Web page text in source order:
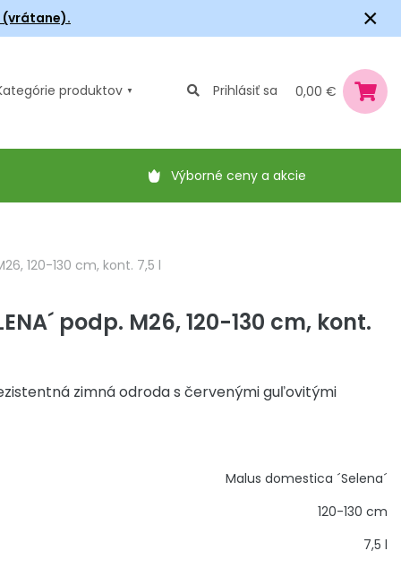
(vrátane). ×
produktov Prihlásiť sa 0,00 €
Výborné ceny a akcie
120-130 cm, kont. 7,5 l
podp. M26, 120-130 cm, kont.
zimná odroda s červenými guľovitými
Malus domestica ´Selena´
120-130 cm
7,5 l